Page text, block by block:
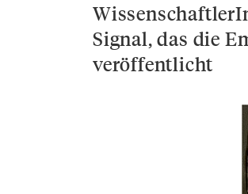
Signal, das die
veröffentlicht